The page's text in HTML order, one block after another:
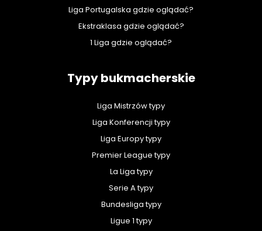
Liga Portugalska gdzie oglądać?
Ekstraklasa gdzie oglądać?
1 Liga gdzie oglądać?
Typy bukmacherskie
Liga Mistrzów typy
Liga Konferencji typy
Liga Europy typy
Premier League typy
La Liga typy
Serie A typy
Bundesliga typy
Ligue 1 typy